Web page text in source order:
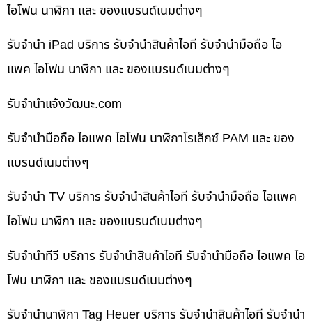
ไอโฟน นาฬิกา และ ของแบรนด์เนมต่างๆ
รับจำนำ iPad บริการ รับจำนำสินค้าไอที รับจำนำมือถือ ไอ
แพค ไอโฟน นาฬิกา และ ของแบรนด์เนมต่างๆ
รับจํานําแจ้งวัฒนะ.com
รับจำนำมือถือ ไอแพค ไอโฟน นาฬิกาโรเล็กซ์ PAM และ ของ
แบรนด์เนมต่างๆ
รับจำนำ TV บริการ รับจำนำสินค้าไอที รับจำนำมือถือ ไอแพค
ไอโฟน นาฬิกา และ ของแบรนด์เนมต่างๆ
รับจำนำทีวี บริการ รับจำนำสินค้าไอที รับจำนำมือถือ ไอแพค ไอ
โฟน นาฬิกา และ ของแบรนด์เนมต่างๆ
รับจำนำนาฬิกา Tag Heuer บริการ รับจำนำสินค้าไอที รับจำนำ